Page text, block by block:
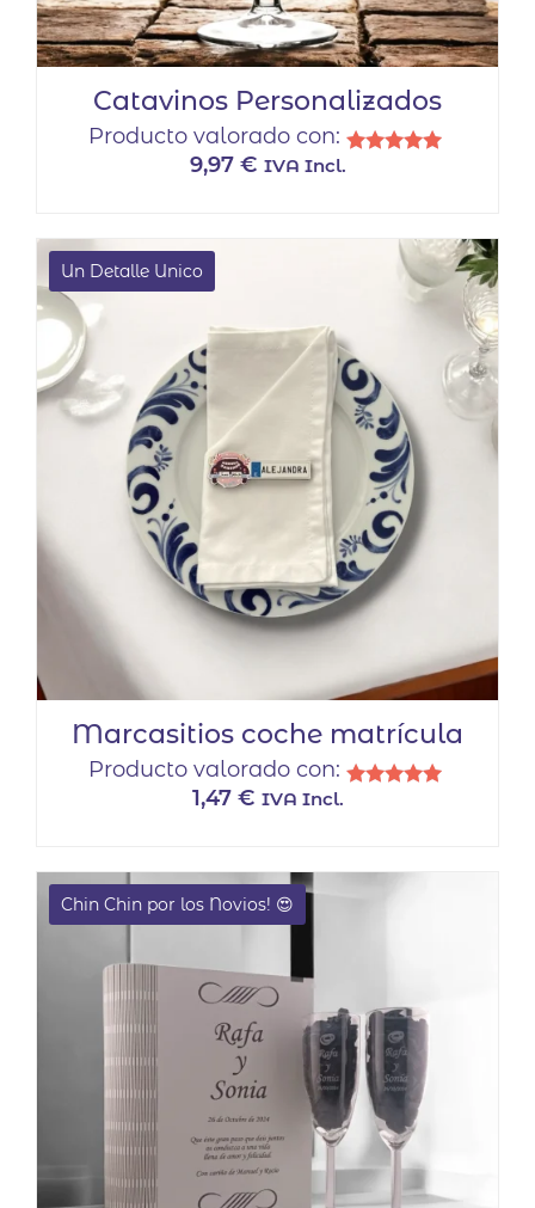
Catavinos Personalizados
Producto valorado con:
9,97 € IVA Incl.
Un Detalle Unico
Marcasitios coche matrícula
Producto valorado con:
1,47 € IVA Incl.
Chin Chin por los Novios! 😍